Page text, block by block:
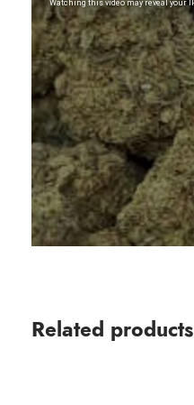
Related products